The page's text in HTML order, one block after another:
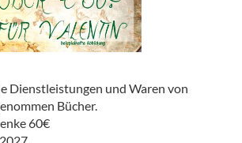
Dienstleistungen und Waren von
Bücher.
60€